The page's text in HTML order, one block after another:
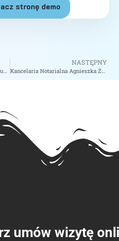
stronę demo
NASTĘPNY
umów wizytę